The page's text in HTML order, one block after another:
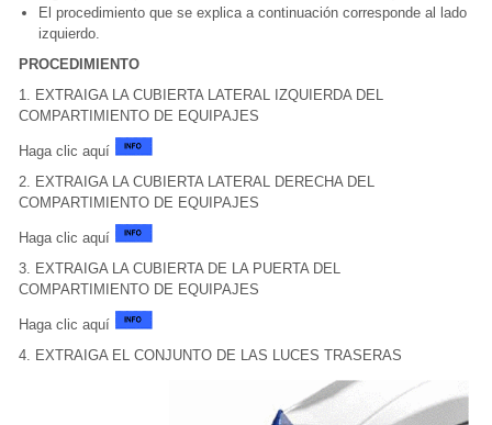
El procedimiento que se explica a continuación corresponde al lado
izquierdo.
PROCEDIMIENTO
1. EXTRAIGA LA CUBIERTA LATERAL IZQUIERDA DEL
COMPARTIMIENTO DE EQUIPAJES
Haga clic aquí
2. EXTRAIGA LA CUBIERTA LATERAL DERECHA DEL
COMPARTIMIENTO DE EQUIPAJES
Haga clic aquí
3. EXTRAIGA LA CUBIERTA DE LA PUERTA DEL
COMPARTIMIENTO DE EQUIPAJES
Haga clic aquí
4. EXTRAIGA EL CONJUNTO DE LAS LUCES TRASERAS